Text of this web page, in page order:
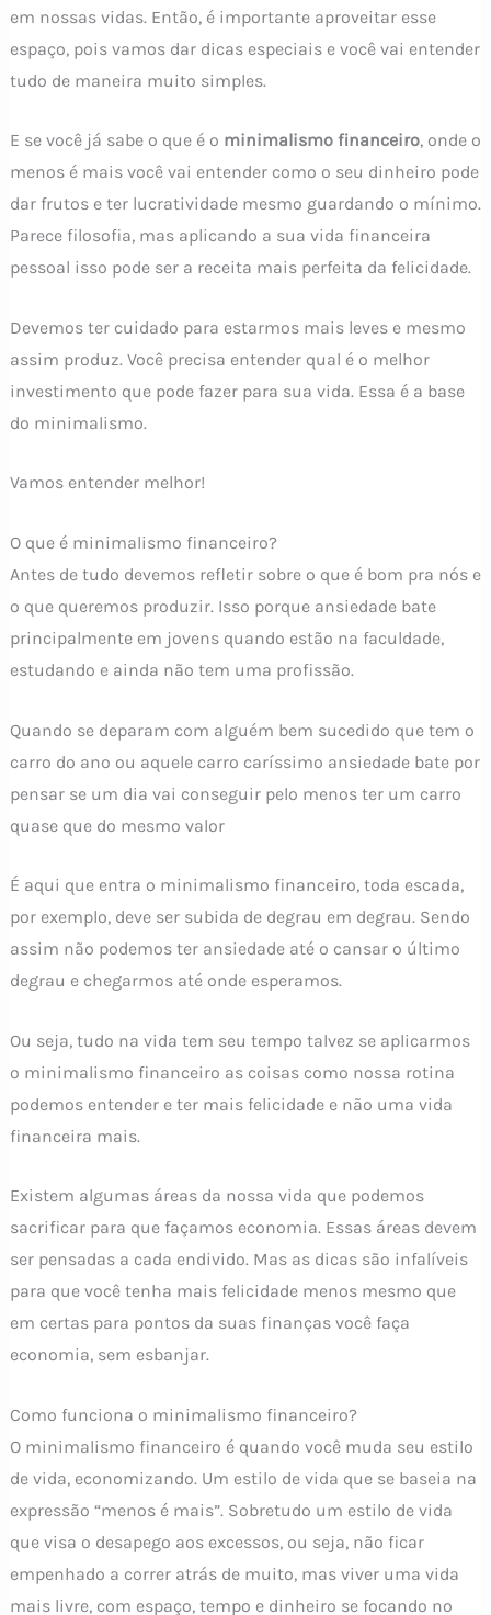
em nossas vidas. Então, é importante aproveitar esse
espaço, pois vamos dar dicas especiais e você vai entender
tudo de maneira muito simples.
E se você já sabe o que é o minimalismo financeiro, onde o
menos é mais você vai entender como o seu dinheiro pode
dar frutos e ter lucratividade mesmo guardando o mínimo.
Parece filosofia, mas aplicando a sua vida financeira
pessoal isso pode ser a receita mais perfeita da felicidade.
Devemos ter cuidado para estarmos mais leves e mesmo
assim produz. Você precisa entender qual é o melhor
investimento que pode fazer para sua vida. Essa é a base
do minimalismo.
Vamos entender melhor!
O que é minimalismo financeiro?
Antes de tudo devemos refletir sobre o que é bom pra nós e
o que queremos produzir. Isso porque ansiedade bate
principalmente em jovens quando estão na faculdade,
estudando e ainda não tem uma profissão.
Quando se deparam com alguém bem sucedido que tem o
carro do ano ou aquele carro caríssimo ansiedade bate por
pensar se um dia vai conseguir pelo menos ter um carro
quase que do mesmo valor
É aqui que entra o minimalismo financeiro, toda escada,
por exemplo, deve ser subida de degrau em degrau. Sendo
assim não podemos ter ansiedade até o cansar o último
degrau e chegarmos até onde esperamos.
Ou seja, tudo na vida tem seu tempo talvez se aplicarmos
o minimalismo financeiro as coisas como nossa rotina
podemos entender e ter mais felicidade e não uma vida
financeira mais.
Existem algumas áreas da nossa vida que podemos
sacrificar para que façamos economia. Essas áreas devem
ser pensadas a cada endivido. Mas as dicas são infalíveis
para que você tenha mais felicidade menos mesmo que
em certas para pontos da suas finanças você faça
economia, sem esbanjar.
Como funciona o minimalismo financeiro?
O minimalismo financeiro é quando você muda seu estilo
de vida, economizando. Um estilo de vida que se baseia na
expressão “menos é mais”. Sobretudo um estilo de vida
que visa o desapego aos excessos, ou seja, não ficar
empenhado a correr atrás de muito, mas viver uma vida
mais livre, com espaço, tempo e dinheiro se focando no